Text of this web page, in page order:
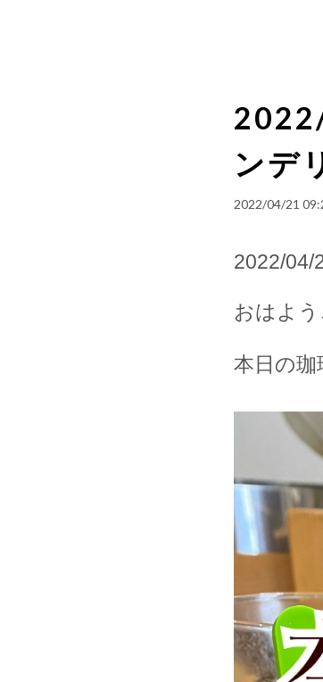
ンデ
2022/04/21
2022/04/
おはよう
本日の珈